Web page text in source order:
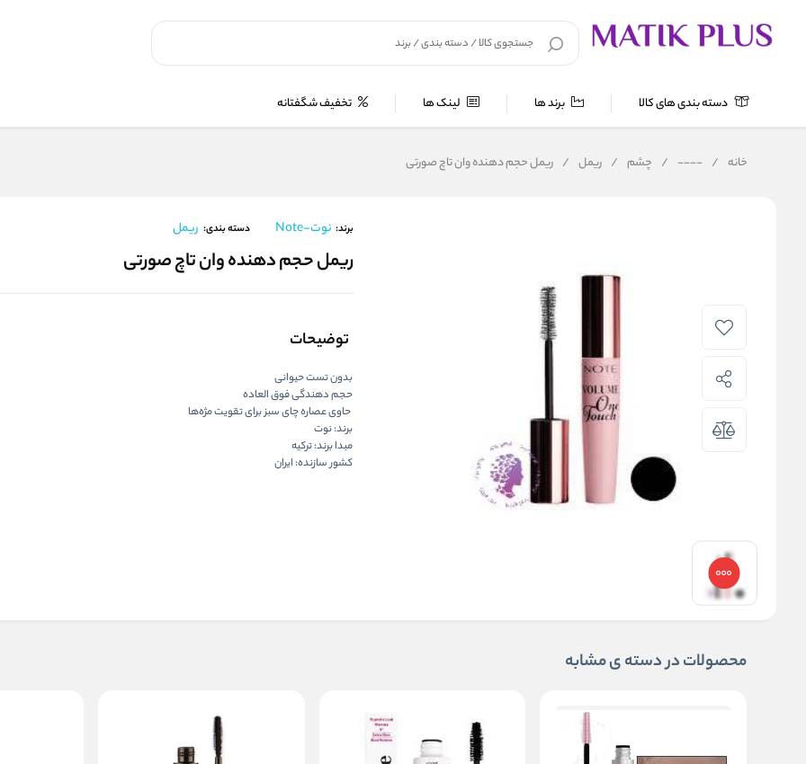
دسته بندی های کالا برند ها لینک ها تخفیف شگفتانه
خانه /
----
/ چشم / ریمل / ریمل حجم دهنده وان تاچ صورتی
برند: نوت-Note دسته بندی: ریمل
ریمل حجم دهنده وان تاچ صورتی
توضیحات
بدون تست حیوانی
حجم دهندگی فوق العاده
حاوی عصاره چای سبز برای تقویت مژه‌ها
برند: نوت
مبدا برند: ترکیه
کشور سازنده: ایران
محصولات در دسته ی مشابه